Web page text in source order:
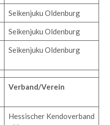
Seikenjuku Oldenburg
Seikenjuku Oldenburg
Seikenjuku Oldenburg
Verband/Verein
Hessischer Kendoverband